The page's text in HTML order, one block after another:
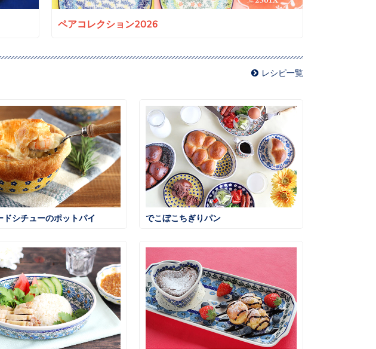
ペアコレクション2026
レシピ一覧
ドシチューのポットパイ でこぼこちぎりパン